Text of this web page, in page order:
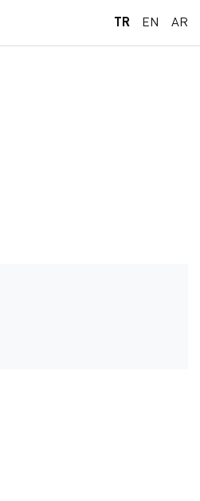
TR EN AR